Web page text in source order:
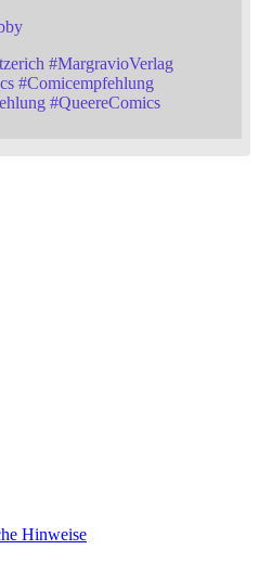
#MargravioVerlag
#Comicempfehlung
#QueereComics
Hinweise